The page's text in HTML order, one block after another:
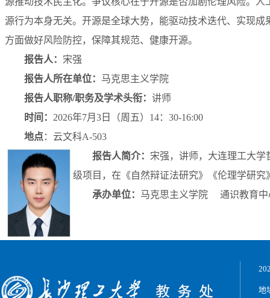
源行为本身无关。开源是全球大势，能驱动技术迭代、实现
方面做好风险防控，保障其规范、健康开源。
报告人： 宋强
报告人所在单位： 马克思主义学院
报告人职称/职务及学术头衔： 讲师
时间 ： 2026年7月 3 日（周五） 14：30-16:00
地点： 云文科A-503
报告人简介： 宋强，讲师，大连理工大
级项目，在《自然辩证法研究》《伦理学研
承办单位： 马克思主义学院 通识教育中
地